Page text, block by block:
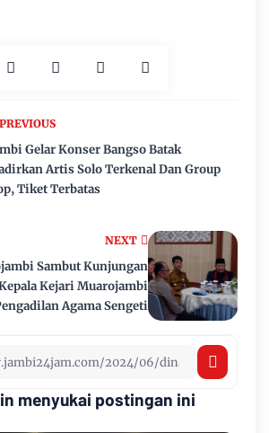
NEXT
Sambut Kunjungan
Kejari Muarojambi
Agama Sengeti
PREVIOUS
Gelar Konser Bangso Batak
Artis Solo Terkenal Dan Group
Tiket Terbatas
menyukai postingan ini